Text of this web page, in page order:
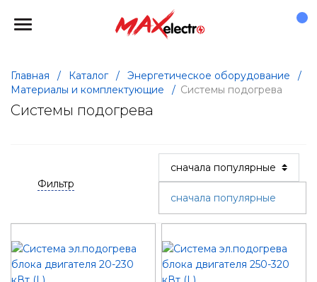
Главная / Каталог / Энергетическое оборудование
/
Материалы и комплектующие
/ Системы подогрева
Системы подогрева
Фильтр
сначала популярные